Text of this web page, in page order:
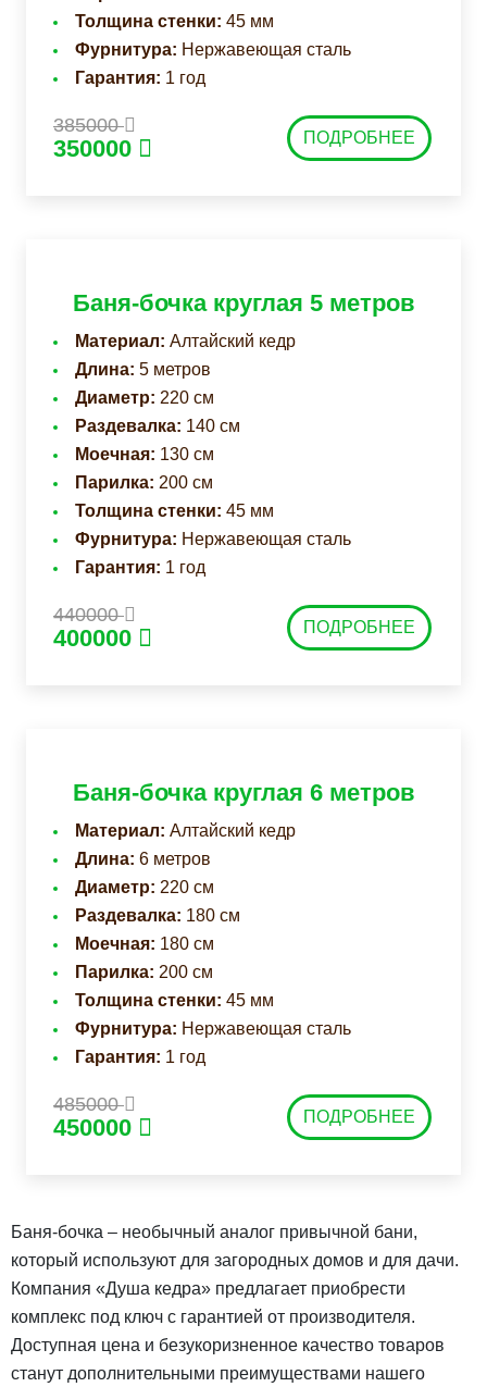
Толщина стенки: 45 мм
Фурнитура: Нержавеющая сталь
Гарантия: 1 год
385000
350000 ПОДРОБНЕЕ
Баня-бочка круглая 5 метров
Материал: Алтайский кедр
Длина: 5 метров
Диаметр: 220 см
Раздевалка: 140 см
Моечная: 130 см
Парилка: 200 см
Толщина стенки: 45 мм
Фурнитура: Нержавеющая сталь
Гарантия: 1 год
440000
400000 ПОДРОБНЕЕ
Баня-бочка круглая 6 метров
Материал: Алтайский кедр
Длина: 6 метров
Диаметр: 220 см
Раздевалка: 180 см
Моечная: 180 см
Парилка: 200 см
Толщина стенки: 45 мм
Фурнитура: Нержавеющая сталь
Гарантия: 1 год
485000
450000 ПОДРОБНЕЕ
Баня-бочка – необычный аналог привычной бани,
который используют для загородных домов и для дачи.
Компания «Душа кедра» предлагает приобрести
комплекс под ключ с гарантией от производителя.
Доступная цена и безукоризненное качество товаров
станут дополнительными преимуществами нашего